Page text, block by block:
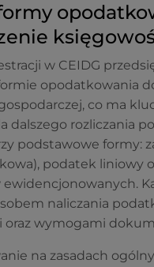
w CEIDG
opodatkowania
co ma
dalszego rozliczania
podstawowe formy:
podatek liniowy
naliczania
oraz wymogami
na zasadach